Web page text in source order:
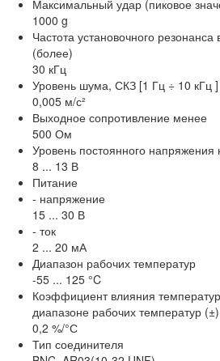
Максимальный удар (пиковое
1000 g
Частота установочного
(более)
30 кГц
Уровень шума, СКЗ [1 Гц ÷ 10 кГц
0,005 м/с²
Выходное сопротивление менее
500 Ом
Уровень постоянного напряжения
8 ... 13 В
Питание
- напряжение
15 ... 30 В
- ток
2 ... 20 мА
Диапазон рабочих температур
-55 ... 125 °C
Коэффициент влияния
диапазоне рабочих температур (±)
0,2 %/°С
Тип соединителя